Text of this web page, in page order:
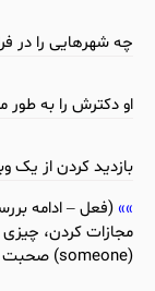
چه شهرهایی را در
او دکترش را به طور
بازدید کردن از یک
(someone) صحبت کردن با کسی